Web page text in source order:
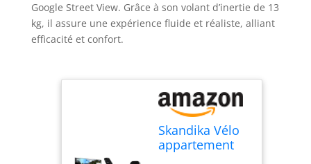
Google Street View. Grâce à son volant d’inertie de 13
kg, il assure une expérience fluide et réaliste, alliant
efficacité et confort.
Skandika Vélo
appartement